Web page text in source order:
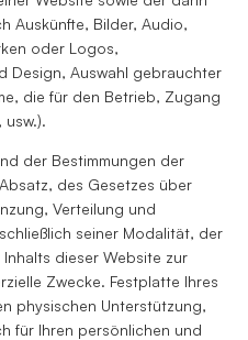
Auskünfte, Bilder, Audio,
oder Logos,
Design, Auswahl gebrauchter
die für den Betrieb, Zugang
der Bestimmungen der
des Gesetzes über
Verteilung und
seiner Modalität, der
dieser Website zur
Zwecke. Festplatte Ihres
physischen Unterstützung,
für Ihren persönlichen und